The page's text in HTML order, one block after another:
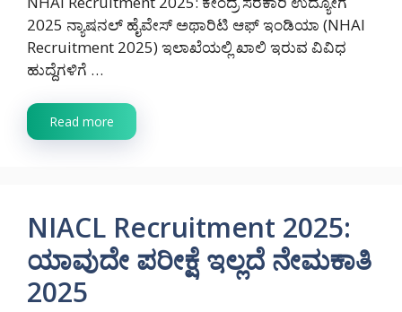
2025 ನ್ಯಾಷನಲ್ ಹೈವೇಸ್ ಅಥಾರಿಟಿ ಆಫ್ ಇಂಡಿಯಾ (NHAI
Recruitment 2025) ಇಲಾಖೆಯಲ್ಲಿ ಖಾಲಿ ಇರುವ ವಿವಿಧ
ಹುದ್ದೆಗಳಿಗೆ …
Read more
NIACL Recruitment 2025:
ಯಾವುದೇ ಪರೀಕ್ಷೆ ಇಲ್ಲದೆ ನೇಮಕಾತಿ
2025